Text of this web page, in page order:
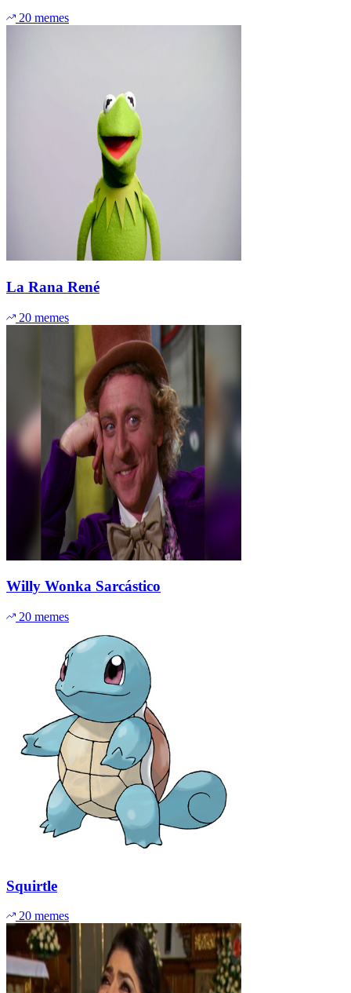
20 memes
La Rana René
20 memes
Willy Wonka Sarcástico
20 memes
Squirtle
20 memes